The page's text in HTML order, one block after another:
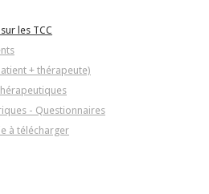
les TCC
+ thérapeute)
- Questionnaires
à télécharger